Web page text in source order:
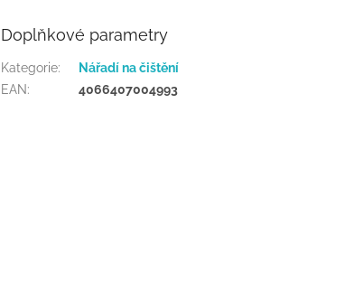
Doplňkové parametry
Kategorie:
Nářadí na čištění
EAN: 4066407004993